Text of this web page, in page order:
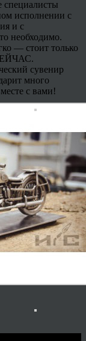
исполнении с
и с
необходимо.
— стоит только
сувенир
много
с вами!